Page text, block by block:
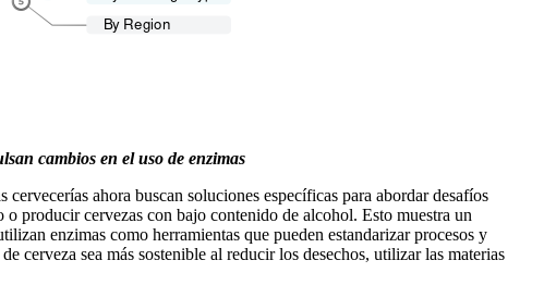
cambios en el uso de enzimas
ahora buscan soluciones específicas para abordar desafíos
producir cervezas con bajo contenido de alcohol. Esto muestra un
enzimas como herramientas que pueden estandarizar procesos y
cerveza sea más sostenible al reducir los desechos, utilizar las materias